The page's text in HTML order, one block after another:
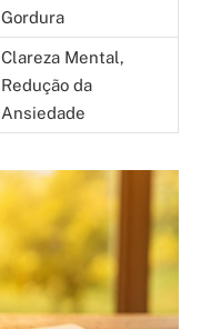
Gordura
Clareza Mental,
Redução da
Ansiedade